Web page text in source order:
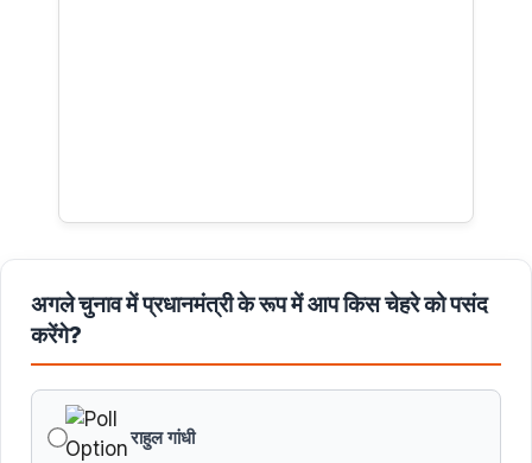
अगले चुनाव में प्रधानमंत्री के रूप में आप किस चेहरे को पसंद
करेंगे?
राहुल गांधी